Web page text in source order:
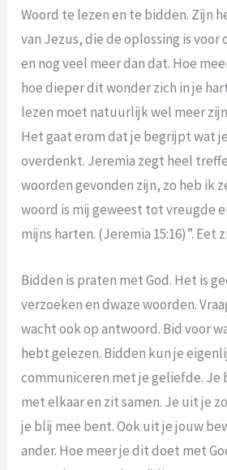
Woord te lezen en te bidden. Zijn
van Jezus, die de oplossing is voor
en nog veel meer dan dat. Hoe
hoe dieper dit wonder zich in je
lezen moet natuurlijk wel meer
Het gaat erom dat je begrijpt wat
overdenkt. Jeremia zegt heel
woorden gevonden zijn, zo heb ik
woord is mij geweest tot vreugde
mijns harten. (Jeremia 15:16)”. Eet
Bidden is praten met God. Het is
verzoeken en dwaze woorden.
wacht ook op antwoord. Bid voor
hebt gelezen. Bidden kun je
communiceren met je geliefde.
met elkaar en zit samen. Je uit je
je blij mee bent. Ook uit je jouw
ander. Hoe meer je dit doet met